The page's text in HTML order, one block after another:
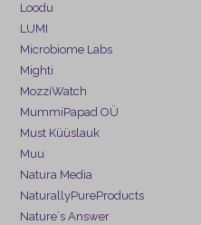
Loodu
LUMI
Microbiome Labs
Mighti
MozziWatch
MummiPapad OÜ
Must Küüslauk
Muu
Natura Media
NaturallyPureProducts
Nature´s Answer